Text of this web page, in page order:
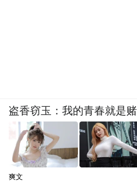
盗香窃玉：我的青春就是
爽文